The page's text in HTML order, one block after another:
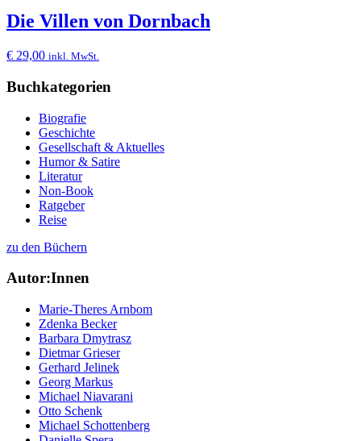
Die Villen von Dornbach
€ 29,00 inkl. MwSt.
Buchkategorien
Biografie
Geschichte
Gesellschaft & Aktuelles
Humor & Satire
Literatur
Non-Book
Ratgeber
Reise
zu den Büchern
Autor:Innen
Marie-Theres Arnbom
Zdenka Becker
Barbara Dmytrasz
Dietmar Grieser
Gerhard Jelinek
Georg Markus
Michael Niavarani
Otto Schenk
Michael Schottenberg